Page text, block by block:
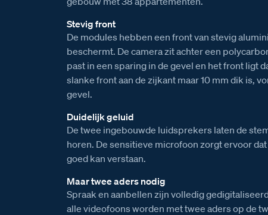
Stevig front
De modules hebben een front van stevig
beschermt. De camera zit achter een
past in een sparing in de gevel en het front ligt
slanke front aan de zijkant maar 10 mm dik is,
gevel.
Duidelijk geluid
De twee ingebouwde luidsprekers laten de
horen. De sensitieve microfoon zorgt ervoor
goed kan verstaan.
Maar twee aders nodig
Spraak en aanbellen zijn volledig
alle videofoons worden met twee aders op de